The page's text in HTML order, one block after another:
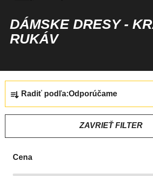
DÁMSKE DRESY -
RUKÁV
A
D
N
Radiť podľa:Odporúčame
ZAVRIEŤ FILTER
Cena